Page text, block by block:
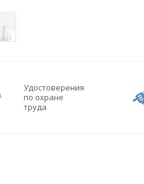
Удостоверения
по охране
труда